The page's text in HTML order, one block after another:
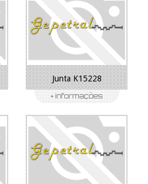
Junta K15228